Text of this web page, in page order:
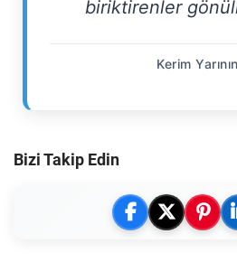
biriktirenler
Kerim
Bizi Takip Edin